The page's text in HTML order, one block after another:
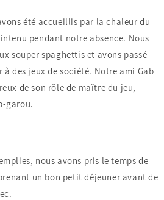
été accueillis par la chaleur du
pendant notre absence. Nous
souper spaghettis et avons passé
des jeux de société. Notre ami Gab
de son rôle de maître du jeu,
garou.
nous avons pris le temps de
un bon petit déjeuner avant de